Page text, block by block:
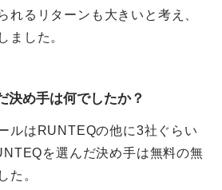
れるリターンも大きいと考え、
ました。
決め手は何でしたか？
ルはRUNTEQの他に3社ぐらい
を選んだ決め手は無料の無
た。